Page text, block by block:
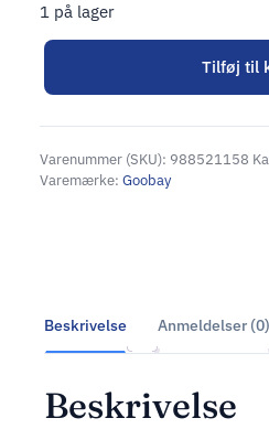
1 på lager
Tilføj til
Alternative:
Varenummer (SKU): 988521158
Varemærke: Goobay
Beskrivelse Anmeldelser (0)
Beskrivelse